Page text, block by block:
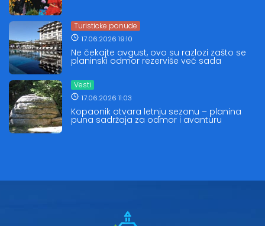
Turisticke ponude
17.06.2026 19:10
Ne čekajte avgust, ovo su razlozi zašto se
planinski odmor rezerviše već sada
Vesti
17.06.2026 11:03
Kopaonik otvara letnju sezonu – planina
puna sadržaja za odmor i avanturu